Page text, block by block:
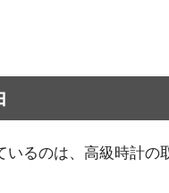
るのは、高級時計の